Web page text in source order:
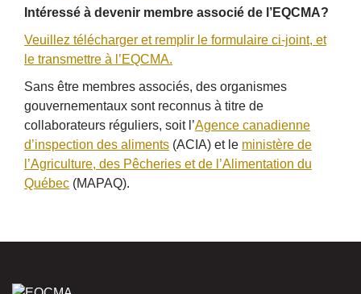
Intéressé à devenir membre associé de l’EQCMA?
Veuillez télécharger et remplir le formulaire ci-joint, et
le transmettre à l’EQCMA.
Sans être membres associés, des organismes
gouvernementaux sont reconnus à titre de
collaborateurs réguliers, soit l’Agence canadienne
d’inspection des aliments (ACIA) et le ministère de
l’Agriculture, des Pêcheries et de l’Alimentation du
Québec (MAPAQ).